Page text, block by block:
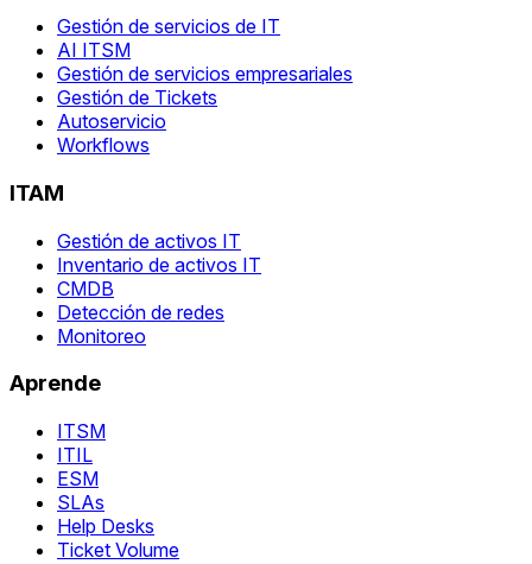
Gestión de servicios de IT
AI ITSM
Gestión de servicios empresariales
Gestión de Tickets
Autoservicio
Workflows
ITAM
Gestión de activos IT
Inventario de activos IT
CMDB
Detección de redes
Monitoreo
Aprende
ITSM
ITIL
ESM
SLAs
Help Desks
Ticket Volume